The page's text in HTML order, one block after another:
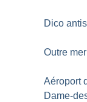
Dico
Outre
Aéroport
Dame-